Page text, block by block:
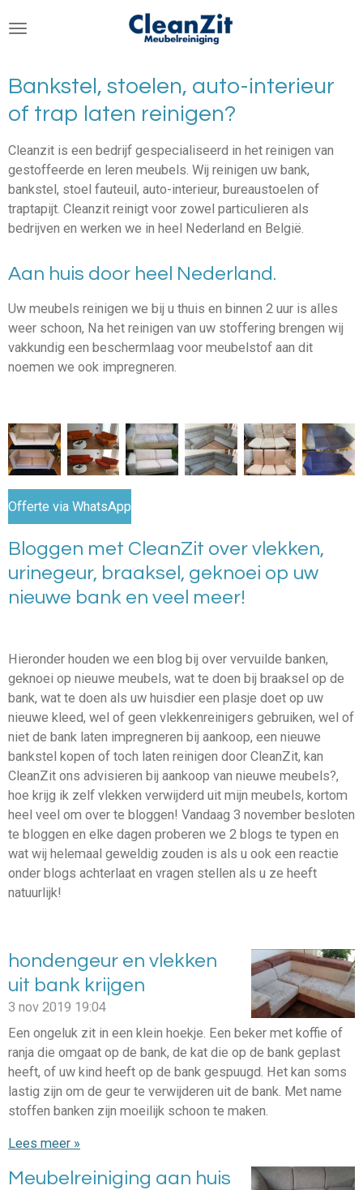
direct
de
hoofdinhoud
Bankstel, stoelen, auto-interieur
of trap laten reinigen?
Cleanzit is een bedrijf gespecialiseerd in het reinigen van
gestoffeerde en leren meubels. Wij reinigen uw bank,
bankstel, stoel fauteuil, auto-interieur, bureaustoelen of
traptapijt. Cleanzit reinigt voor zowel particulieren als
bedrijven en werken we in heel Nederland en België.
Aan huis door heel Nederland.
Uw meubels reinigen we bij u thuis en binnen 2 uur is alles
weer schoon, Na het reinigen van uw stoffering brengen wij
vakkundig een beschermlaag voor meubelstof aan dit
noemen we ook impregneren.
Offerte via WhatsApp
Bloggen met CleanZit over vlekken,
urinegeur, braaksel, geknoei op uw
nieuwe bank en veel meer!
Hieronder houden we een blog bij over vervuilde banken,
geknoei op nieuwe meubels, wat te doen bij braaksel op de
bank, wat te doen als uw huisdier een plasje doet op uw
nieuwe kleed, wel of geen vlekkenreinigers gebruiken, wel of
niet de bank laten impregneren bij aankoop, een nieuwe
bankstel kopen of toch laten reinigen door CleanZit, kan
CleanZit ons advisieren bij aankoop van nieuwe meubels?,
hoe krijg ik zelf vlekken verwijderd uit mijn meubels, kortom
heel veel om over te bloggen! Vandaag 3 november besloten
te bloggen en elke dagen proberen we 2 blogs te typen en
wat wij helemaal geweldig zouden is als u ook een reactie
onder blogs achterlaat en vragen stellen als u ze heeft
natuurlijk!
hondengeur en vlekken
uit bank krijgen
3 nov 2019 19:04
Een ongeluk zit in een klein hoekje. Een beker met koffie of
ranja die omgaat op de bank, de kat die op de bank geplast
heeft, of uw kind heeft op de bank gespuugd. Het kan soms
lastig zijn om de geur te verwijderen uit de bank. Met name
stoffen banken zijn moeilijk schoon te maken.
Lees meer »
Meubelreiniging aan huis